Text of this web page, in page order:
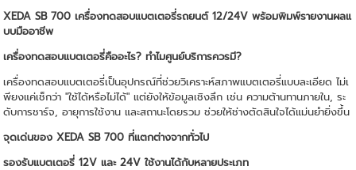
XEDA SB 700 เครื่องทดสอบแบตเตอรี่รถยนต์ 12/24V พร้อมพิมพ์รายงานผลแ
บบมืออาชีพ
เครื่องทดสอบแบตเตอรี่คืออะไร? ทำไมศูนย์บริการควรมี?
เครื่องทดสอบแบตเตอรี่เป็นอุปกรณ์ที่ช่วยวิเคราะห์สภาพแบตเตอรี่แบบละเอียด ไม่เ
พียงแค่เช็กว่า "ใช้ได้หรือไม่ได้" แต่ยังให้ข้อมูลเชิงลึก เช่น ความต้านทานภายใน, ระ
ดับการชาร์จ, อายุการใช้งาน และสถานะโดยรวม ช่วยให้ช่างตัดสินใจได้แม่นยำยิ่งขึ้น
จุดเด่นของ XEDA SB 700 ที่แตกต่างจากทั่วไป
รองรับแบตเตอรี่ 12V และ 24V ใช้งานได้กับหลายประเภท